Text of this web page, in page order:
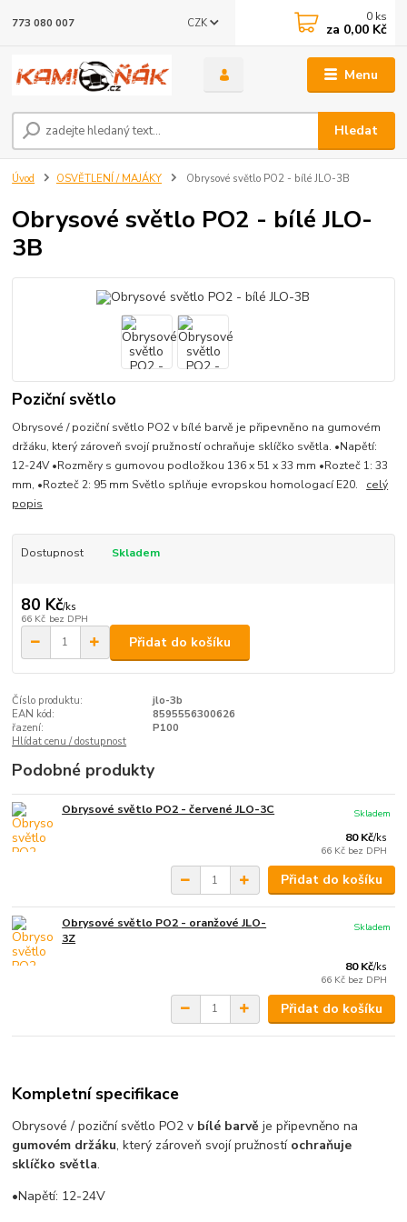
Menu
CZK
Hledat
773 080 007 0 ks
za 0,00 Kč
Úvod OSVĚTLENÍ / MAJÁKY Obrysové světlo PO2 - bílé JLO-3B
Obrysové světlo PO2 - bílé JLO-
3B
Poziční světlo
Obrysové / poziční světlo PO2 v bílé barvě je připevněno na gumovém
držáku, který zároveň svojí pružností ochraňuje sklíčko světla. •Napětí:
12-24V •Rozměry s gumovou podložkou 136 x 51 x 33 mm •Rozteč 1: 33
mm, •Rozteč 2: 95 mm Světlo splňuje evropskou homologací E20. celý
popis
Dostupnost Skladem
80 Kč/ks
66 Kč bez DPH
Přidat do košíku
Číslo produktu:
jlo-3b
EAN kód:
8595556300626
řazení:
P100
Hlídat cenu / dostupnost
Podobné produkty
Obrysové světlo PO2 - červené JLO-3C
80 Kč/ks
66 Kč bez DPH
Skladem
Přidat do košíku
Obrysové světlo PO2 - oranžové JLO-
3Z
80 Kč/ks
66 Kč bez DPH
Skladem
Přidat do košíku
Kompletní specifikace
Obrysové / poziční světlo PO2 v bílé barvě je připevněno na
gumovém držáku, který zároveň svojí pružností ochraňuje
sklíčko světla.
•Napětí: 12-24V